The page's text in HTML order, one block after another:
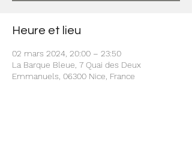
Heure et lieu
02 mars 2024, 20:00 – 23:50
La Barque Bleue, 7 Quai des Deux
Emmanuels, 06300 Nice, France